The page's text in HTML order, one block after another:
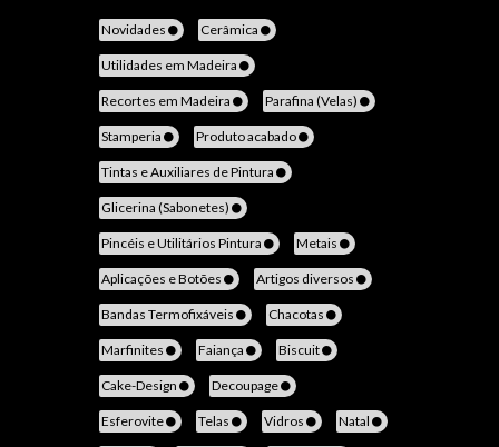
Novidades Cerâmica
Utilidades em Madeira
Recortes em Madeira Parafina (Velas)
Stamperia Produto acabado
Tintas e Auxiliares de Pintura
Glicerina (Sabonetes)
Pincéis e Utilitários Pintura Metais
Aplicações e Botões Artigos diversos
Bandas Termofixáveis Chacotas
Marfinites Faiança Biscuit
Cake-Design Decoupage
Esferovite Telas Vidros Natal